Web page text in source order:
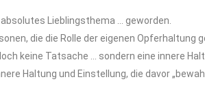
Lieblingsthema … geworden.
die die Rolle der eigenen Opferhaltung
keine Tatsache … sondern eine innere
Haltung und Einstellung, die davor